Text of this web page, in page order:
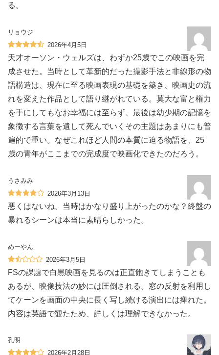
る。
リョウジ
2026年4月5日
天才オーソン・ウェルズは、わずか25歳でこの映画を完
成させた。当時として革新的だった撮影手法と非線形の物
語構造は、現在に至る映画表現の基礎を築き、映画史の流
れを変えた作品として語り継がれている。莫大な富と権力
を手にしてもなお幸福には至らず、最後は幼少期の記憶を
象徴する言葉を遺して死んでいくその主題はあまりにも普
遍的で重い。なぜこれほど人間の本質に迫る物語を、25
歳の青年がここまでの完成度で映画化できたのだろう。
うさみみ
2026年3月13日
悪くはないね。当時はかなり盛り上がったのかな？終盤の
暴れるシーンは本当に素晴らしかった。
めーやん
2026年3月5日
FSの課題で白黒映画を見るのは正直飽きてしまうことも
あるが、映像技法の妙には圧倒される。窓の反射を利用し
てケーンを画面の中央に長く写し続ける演出には痺れた。
内容は英語で観たため、詳しくは理解できなかった。
孔明
2026年2月28日